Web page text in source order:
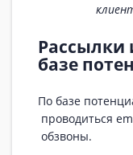
Рассылки
базе
По базе
проводиться
обзвоны.